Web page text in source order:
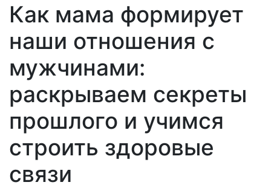
Как мама формирует
наши отношения с
мужчинами:
раскрываем секреты
прошлого и учимся
строить здоровые
связи